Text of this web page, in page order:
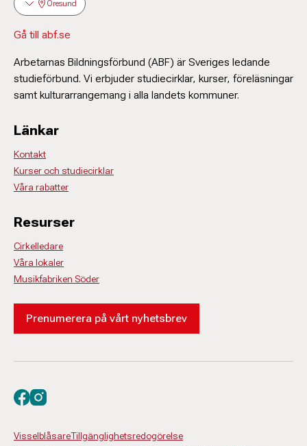
Öresund
Gå till abf.se
Arbetarnas Bildningsförbund (ABF) är Sveriges ledande
studieförbund. Vi erbjuder studiecirklar, kurser, föreläsningar
samt kulturarrangemang i alla landets kommuner.
Länkar
Kontakt
Kurser och studiecirklar
Våra rabatter
Resurser
Cirkelledare
Våra lokaler
Musikfabriken Söder
Prenumerera på vårt nyhetsbrev
VisselblåsareTillgänglighetsredogörelse
Besök oss på facebook
Besök oss på instagram